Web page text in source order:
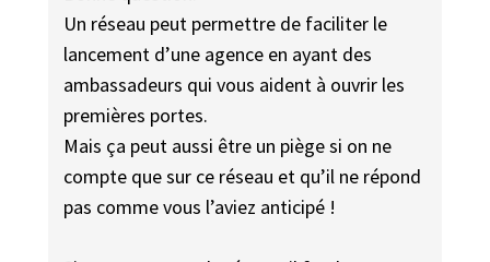
Un réseau peut permettre de faciliter le
lancement d’une agence en ayant des
ambassadeurs qui vous aident à ouvrir les
premières portes.
Mais ça peut aussi être un piège si on ne
compte que sur ce réseau et qu’il ne répond
pas comme vous l’aviez anticipé !